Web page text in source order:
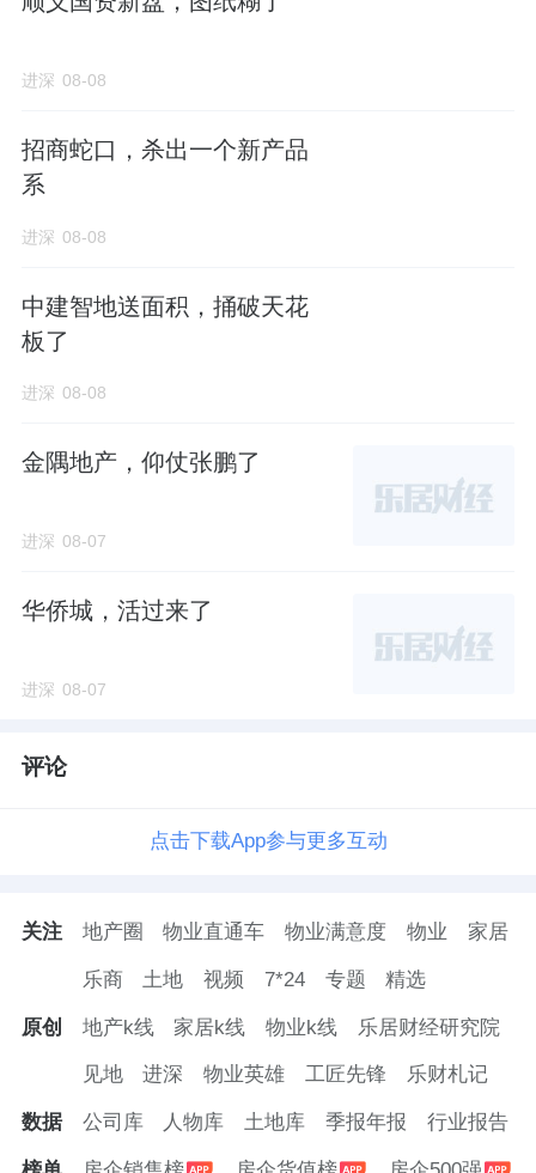
交通方面，距离
约1.2公里；教育方面有风华初级中学（南校
区）、闸北实验小学东校区、宜川中学。
商业方面，有久光中心、大宁国际商业广场、
及休闲方面，有第十人民医院、大宁公园、闸
进深 08-08
招商蛇口，杀出一个新产品
系
进深 08-08
中建智地送面积，捅破天花
板了
进深 08-08
金隅地产，仰仗张鹏了
进深 08-07
华侨城，活过来了
进深 08-07
评论
点击下载App参与更多互动
关注 地产圈 物业直通车 物业满意度 物业 家居
乐商 土地 视频 7*24 专题 精选
原创 地产k线 家居k线 物业k线 乐居财经研究院
见地 进深 物业英雄 工匠先锋 乐财札记
数据 公司库 人物库 土地库 季报年报 行业报告